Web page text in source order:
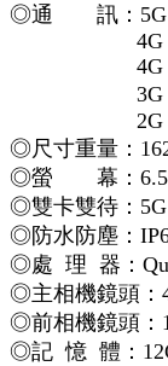
◎通 訊：5G
4G FDD LTE
4G TDD LTE
3G 2100(頻
2G 850/
◎尺寸重量：
◎螢 幕：6.5
◎雙卡雙待：5G
◎防水防塵：
◎處 理 器：
◎主相機鏡頭：
◎前相機鏡頭：
◎記 憶 體：